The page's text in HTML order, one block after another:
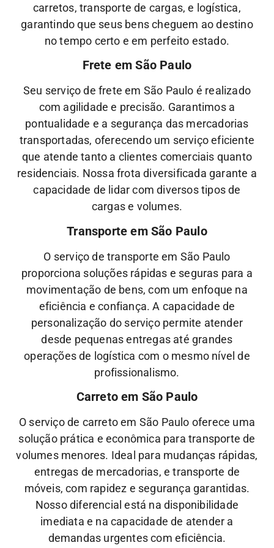
carretos, transporte de cargas, e logística,
garantindo que seus bens cheguem ao destino
no tempo certo e em perfeito estado.
Frete em São Paulo
Seu serviço de frete em São Paulo é realizado
com agilidade e precisão. Garantimos a
pontualidade e a segurança das mercadorias
transportadas, oferecendo um serviço eficiente
que atende tanto a clientes comerciais quanto
residenciais. Nossa frota diversificada garante a
capacidade de lidar com diversos tipos de
cargas e volumes.
Transporte em São Paulo
O serviço de transporte em São Paulo
proporciona soluções rápidas e seguras para a
movimentação de bens, com um enfoque na
eficiência e confiança. A capacidade de
personalização do serviço permite atender
desde pequenas entregas até grandes
operações de logística com o mesmo nível de
profissionalismo.
Carreto em São Paulo
O serviço de carreto em São Paulo oferece uma
solução prática e econômica para transporte de
volumes menores. Ideal para mudanças rápidas,
entregas de mercadorias, e transporte de
móveis, com rapidez e segurança garantidas.
Nosso diferencial está na disponibilidade
imediata e na capacidade de atender a
demandas urgentes com eficiência.